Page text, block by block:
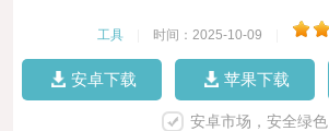
工具 时间：2025-10-09
安卓下载 苹果下载
安卓市场，安全绿色